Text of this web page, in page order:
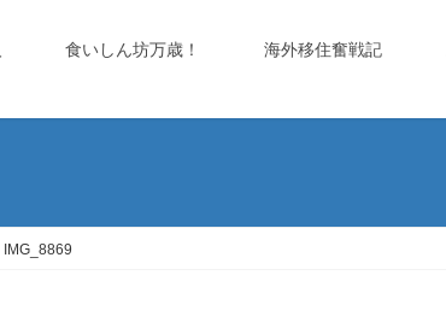
食いしん坊万歳！ 海外移住奮戦記
IMG_8869